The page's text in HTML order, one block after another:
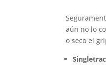
aún no lo
o seco el